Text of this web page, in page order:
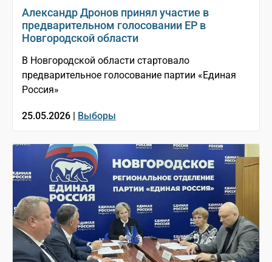
Александр Дронов принял участие в
предварительном голосовании ЕР в
Новгородской области
В Новгородской области стартовало
предварительное голосование партии «Единая
Россия»
25.05.2026 | Выборы